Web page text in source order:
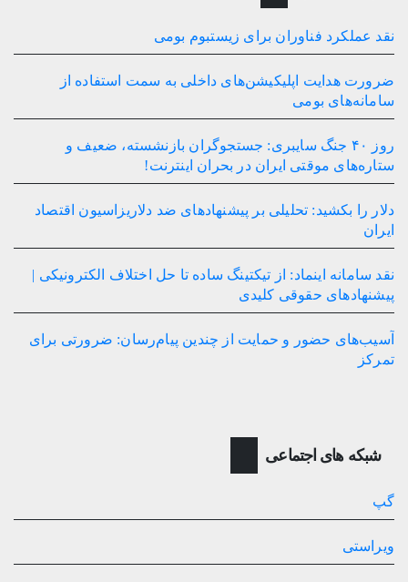
نقد عملکرد فناوران برای زیستبوم بومی
ضرورت هدایت اپلیکیشن‌های داخلی به سمت استفاده از
سامانه‌های بومی
روز ۴۰ جنگ سایبری: جستجوگران بازنشسته، ضعیف و
ستاره‌های موقتی ایران در بحران اینترنت!
دلار را بکشید: تحلیلی بر پیشنهادهای ضد دلاریزاسیون اقتصاد
ایران
نقد سامانه اینماد: از تیکتینگ ساده تا حل اختلاف الکترونیکی |
پیشنهادهای حقوقی کلیدی
آسیب‌های حضور و حمایت از چندین پیام‌رسان: ضرورتی برای
تمرکز
شبکه های اجتماعی
گپ
ویراستی